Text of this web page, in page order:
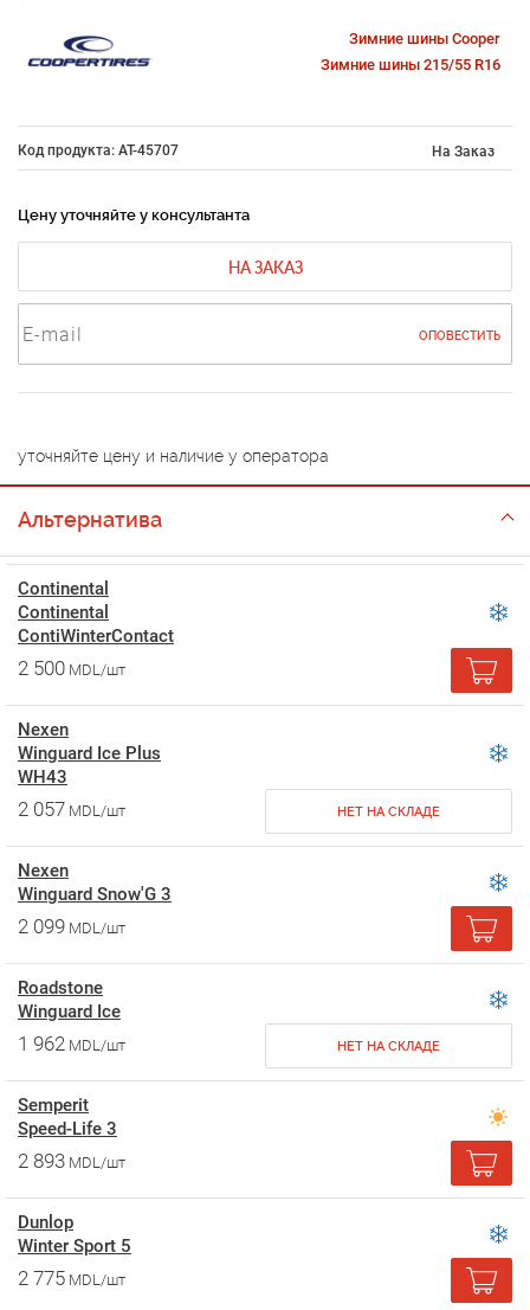
Зимние шины Cooper
Зимние шины 215/55 R16
Код продукта: AT-45707 На Заказ
Цену уточняйте у консультанта
НА ЗАКАЗ
ОПОВЕСТИТЬ
уточняйте цену и наличие у оператора
Альтернатива
Continental
Continental
ContiWinterContact
2 500 MDL/шт
Nexen
Winguard Ice Plus
WH43
2 057 MDL/шт НЕТ НА СКЛАДЕ
Nexen
Winguard Snow'G 3
2 099 MDL/шт
Roadstone
Winguard Ice
1 962 MDL/шт НЕТ НА СКЛАДЕ
Semperit
Speed-Life 3
2 893 MDL/шт
Dunlop
Winter Sport 5
2 775 MDL/шт